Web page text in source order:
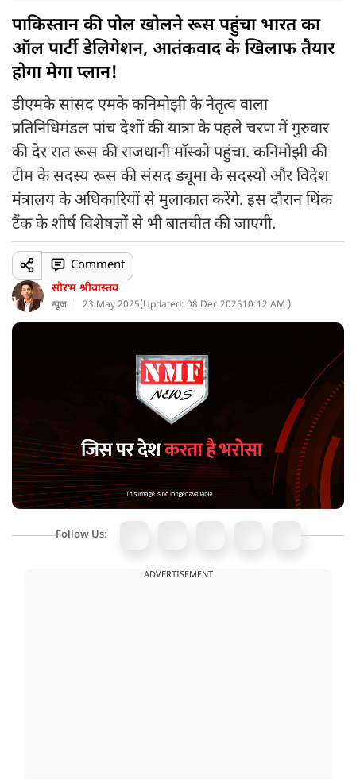
पाकिस्तान की पोल खोलने रूस पहुंचा भारत का
ऑल पार्टी डेलिगेशन, आतंकवाद के खिलाफ तैयार
होगा मेगा प्लान!
डीएमके सांसद एमके कनिमोझी के नेतृत्व वाला
प्रतिनिधिमंडल पांच देशों की यात्रा के पहले चरण में गुरुवार
की देर रात रूस की राजधानी मॉस्को पहुंचा. कनिमोझी की
टीम के सदस्य रूस की संसद ड्यूमा के सदस्यों और विदेश
मंत्रालय के अधिकारियों से मुलाकात करेंगे. इस दौरान थिंक
टैंक के शीर्ष विशेषज्ञों से भी बातचीत की जाएगी.
सौरभ श्रीवास्तव
न्यूज 23 May 2025(Updated: 08 Dec 202510:12 AM )
Comment
Follow Us:
ADVERTISEMENT